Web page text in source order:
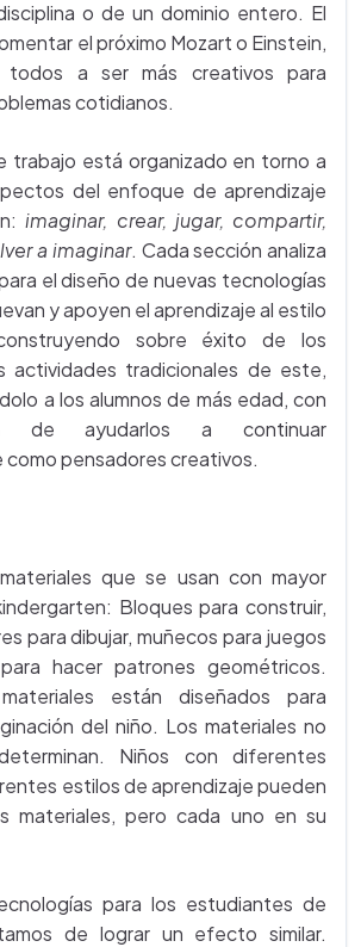
o de un dominio entero. El
el próximo Mozart o Einstein,
todos a ser más creativos para
cotidianos.
trabajo está organizado en torno a
del enfoque de aprendizaje
imaginar, crear, jugar, compartir,
a imaginar. Cada sección analiza
el diseño de nuevas tecnologías
y apoyen el aprendizaje al estilo
sobre éxito de los
actividades tradicionales de este,
a los alumnos de más edad, con
de ayudarlos a continuar
como pensadores creativos.
que se usan con mayor
Bloques para construir,
para dibujar, muñecos para juegos
hacer patrones geométricos.
están diseñados para
del niño. Los materiales no
Niños con diferentes
estilos de aprendizaje pueden
materiales, pero cada uno en su
para los estudiantes de
de lograr un efecto similar.